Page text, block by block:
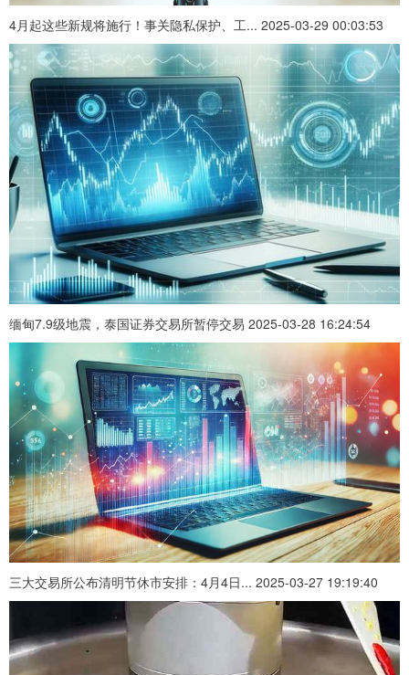
4月起这些新规将施行！事关隐私保护、工... 2025-03-29 00:03:53
缅甸7.9级地震，泰国证券交易所暂停交易 2025-03-28 16:24:54
三大交易所公布清明节休市安排：4月4日... 2025-03-27 19:19:40